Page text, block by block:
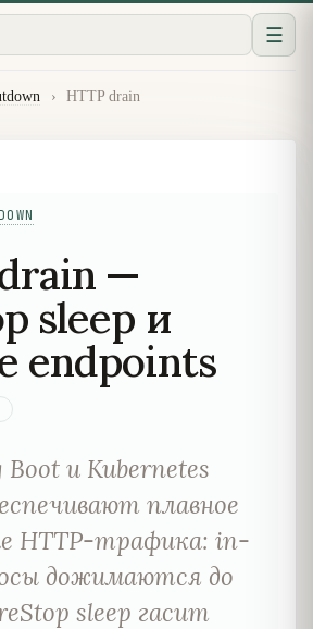
☰
› HTTP drain
—
sleep и
endpoints
и Kubernetes
плавное
HTTP-трафика: in-
дожимаются до
sleep гасит